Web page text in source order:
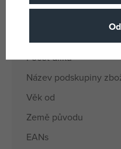
Počet dílků
Název podskupiny
Věk od
Země původu
EANs